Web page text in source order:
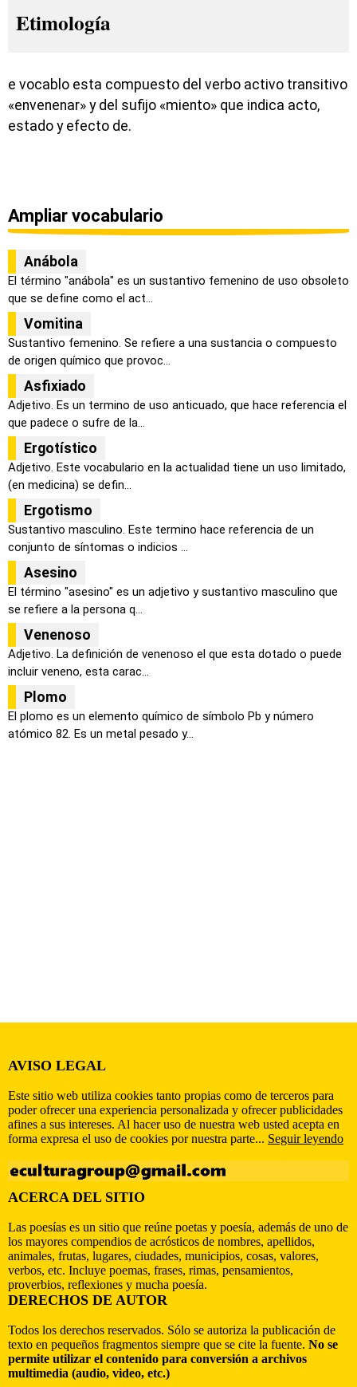
Etimología
e vocablo esta compuesto del verbo activo transitivo
«envenenar» y del sufijo «miento» que indica acto,
estado y efecto de.
Ampliar vocabulario
Anábola
El término "anábola" es un sustantivo femenino de uso obsoleto
que se define como el act...
Vomitina
Sustantivo femenino. Se refiere a una sustancia o compuesto
de origen químico que provoc...
Asfixiado
Adjetivo. Es un termino de uso anticuado, que hace referencia el
que padece o sufre de la...
Ergotístico
Adjetivo. Este vocabulario en la actualidad tiene un uso limitado,
(en medicina) se defin...
Ergotismo
Sustantivo masculino. Este termino hace referencia de un
conjunto de síntomas o indicios ...
Asesino
El término "asesino" es un adjetivo y sustantivo masculino que
se refiere a la persona q...
Venenoso
Adjetivo. La definición de venenoso el que esta dotado o puede
incluir veneno, esta carac...
Plomo
El plomo es un elemento químico de símbolo Pb y número
atómico 82. Es un metal pesado y...
AVISO LEGAL
Este sitio web utiliza cookies tanto propias como de terceros para
poder ofrecer una experiencia personalizada y ofrecer publicidades
afines a sus intereses. Al hacer uso de nuestra web usted acepta en
forma expresa el uso de cookies por nuestra parte... Seguir leyendo
ACERCA DEL SITIO
Las poesías es un sitio que reúne poetas y poesía, además de uno de
los mayores compendios de acrósticos de nombres, apellidos,
animales, frutas, lugares, ciudades, municipios, cosas, valores,
verbos, etc. Incluye poemas, frases, rimas, pensamientos,
proverbios, reflexiones y mucha poesía.
DERECHOS DE AUTOR
Todos los derechos reservados. Sólo se autoriza la publicación de
texto en pequeños fragmentos siempre que se cite la fuente. No se
permite utilizar el contenido para conversión a archivos
multimedia (audio, video, etc.)